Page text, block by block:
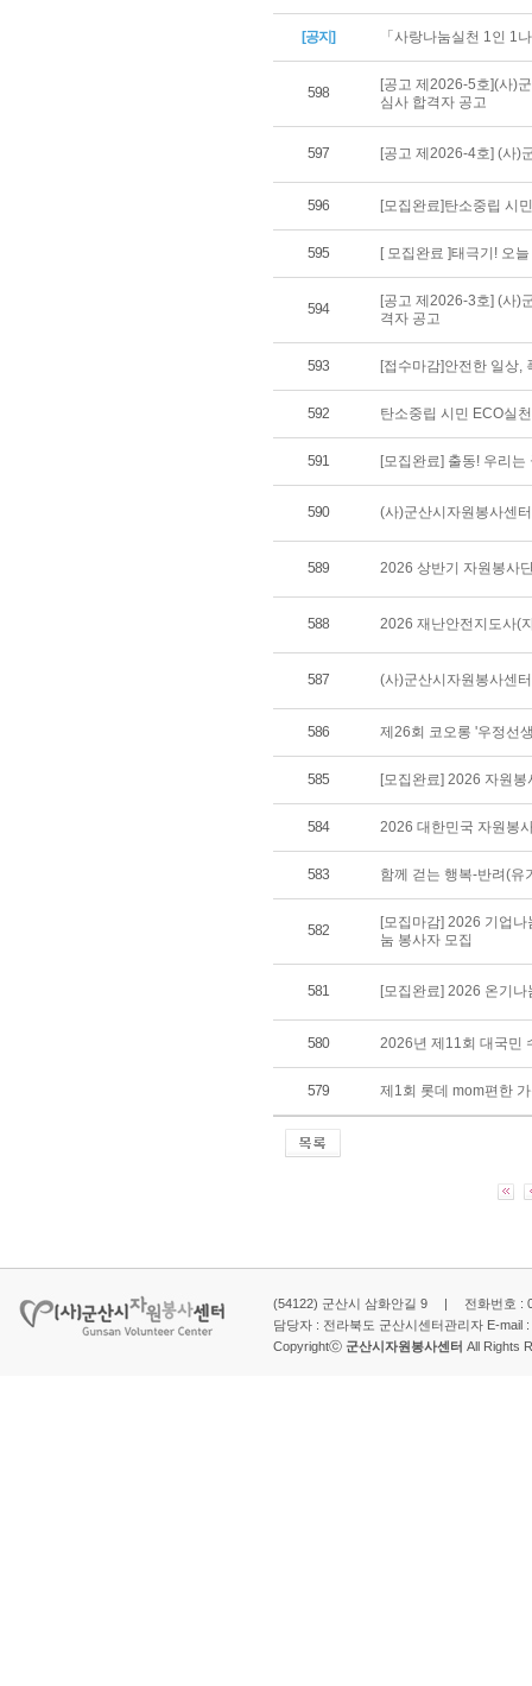
[공지] 「사랑나눔실천 1인 1
598
[공고 제2026-5호](사)
심사 합격자 공고
597 [공고 제2026-4호] (사)
596 [모집완료]탄소중립 시
595 [ 모집완료 ]태극기! 오
594
[공고 제2026-3호] (사)
격자 공고
593 [접수마감]안전한 일상,
592 탄소중립 시민 ECO실
591 [모집완료] 출동! 우리
590 (사)군산시자원봉사센
589 2026 상반기 자원봉사
588 2026 재난안전지도사(
587 (사)군산시자원봉사센
586 제26회 코오롱 '우정선
585 [모집완료] 2026 자원
584 2026 대한민국 자원봉
583 함께 걷는 행복-반려(유
582
[모집마감] 2026 기업
눔 봉사자 모집
581 [모집완료] 2026 온기
580 2026년 제11회 대국민
579 제1회 롯데 mom편한
(54122) 군산시 삼화안길 9 | 전화번호 :
담당자 : 전라북도 군산시센터관리자 E-mail :
Copyrightⓒ 군산시자원봉사센터 All Rights